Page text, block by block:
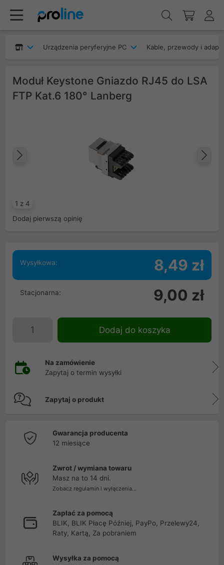
Urządzenia peryferyjne PC Kable, przewody i
Moduł Keystone Gniazdo RJ45 do LSA
FTP Kat.6 180° Lanberg
1 z 4
Dodaj pierwszą opinię
Wysyłkowa: 8,49 zł
Stacjonarna: 9,00 zł
Dodaj do koszyka
Na zamówienie
Zapytaj o termin wysyłki
Zapytaj o produkt
Gwarancja producenta
12 miesiące
Zwrot / wymiana towaru
Masz na to 14 dni.
Zobacz regulamin i wyłączenia...
Zapłać za pomocą
BLIK, BLIK Płacę Później, PayPo, Przelewy24,
Raty, Kartą, Za pobraniem
Wysyłka za pomocą